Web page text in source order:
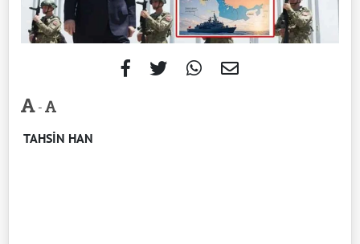
-
TAHSİN HAN